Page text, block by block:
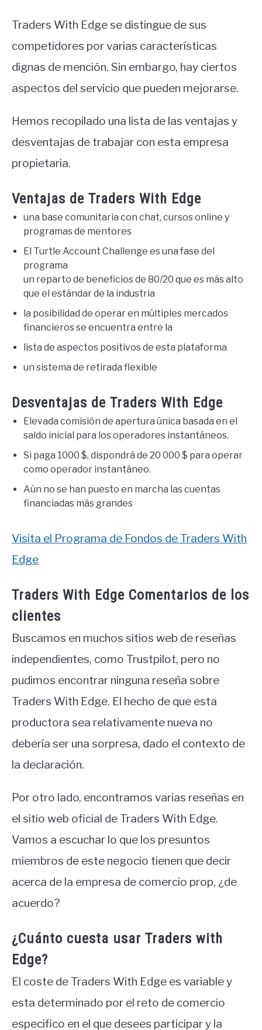
Traders With Edge se distingue de sus
competidores por varias características
dignas de mención. Sin embargo, hay ciertos
aspectos del servicio que pueden mejorarse.
Hemos recopilado una lista de las ventajas y
desventajas de trabajar con esta empresa
propietaria.
Ventajas de Traders With Edge
una base comunitaria con chat, cursos online y
programas de mentores
El Turtle Account Challenge es una fase del
programa
un reparto de beneficios de 80/20 que es más alto
que el estándar de la industria
la posibilidad de operar en múltiples mercados
financieros se encuentra entre la
lista de aspectos positivos de esta plataforma
un sistema de retirada flexible
Desventajas de Traders With Edge
Elevada comisión de apertura única basada en el
saldo inicial para los operadores instantáneos.
Si paga 1000 $, dispondrá de 20 000 $ para operar
como operador instantáneo.
Aún no se han puesto en marcha las cuentas
financiadas más grandes
Visita el Programa de Fondos de Traders With
Edge
Traders With Edge Comentarios de los
clientes
Buscamos en muchos sitios web de reseñas
independientes, como Trustpilot, pero no
pudimos encontrar ninguna reseña sobre
Traders With Edge. El hecho de que esta
productora sea relativamente nueva no
debería ser una sorpresa, dado el contexto de
la declaración.
Por otro lado, encontramos varias reseñas en
el sitio web oficial de Traders With Edge.
Vamos a escuchar lo que los presuntos
miembros de este negocio tienen que decir
acerca de la empresa de comercio prop, ¿de
acuerdo?
¿Cuánto cuesta usar Traders with
Edge?
El coste de Traders With Edge es variable y
esta determinado por el reto de comercio
especifico en el que desees participar y la